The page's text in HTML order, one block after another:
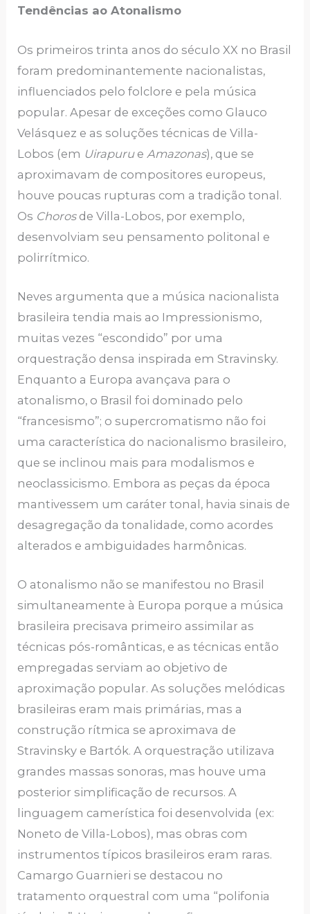
Tendências ao Atonalismo
Os primeiros trinta anos do século XX no Brasil
foram predominantemente nacionalistas,
influenciados pelo folclore e pela música
popular. Apesar de exceções como Glauco
Velásquez e as soluções técnicas de Villa-
Lobos (em Uirapurue Amazonas), que se
aproximavam de compositores europeus,
houve poucas rupturas com a tradição tonal.
Os Chorosde Villa-Lobos, por exemplo,
desenvolviam seu pensamento politonal e
polirrítmico.
Neves argumenta que a música nacionalista
brasileira tendia mais ao Impressionismo,
muitas vezes “escondido” por uma
orquestração densa inspirada em Stravinsky.
Enquanto a Europa avançava para o
atonalismo, o Brasil foi dominado pelo
“francesismo”; o supercromatismo não foi
uma característica do nacionalismo brasileiro,
que se inclinou mais para modalismos e
neoclassicismo. Embora as peças da época
mantivessem um caráter tonal, havia sinais de
desagregação da tonalidade, como acordes
alterados e ambiguidades harmônicas.
O atonalismo não se manifestou no Brasil
simultaneamente à Europa porque a música
brasileira precisava primeiro assimilar as
técnicas pós-românticas, e as técnicas então
empregadas serviam ao objetivo de
aproximação popular. As soluções melódicas
brasileiras eram mais primárias, mas a
construção rítmica se aproximava de
Stravinsky e Bartók. A orquestração utilizava
grandes massas sonoras, mas houve uma
posterior simplificação de recursos. A
linguagem camerística foi desenvolvida (ex:
Noneto de Villa-Lobos), mas obras com
instrumentos típicos brasileiros eram raras.
Camargo Guarnieri se destacou no
tratamento orquestral com uma “polifonia